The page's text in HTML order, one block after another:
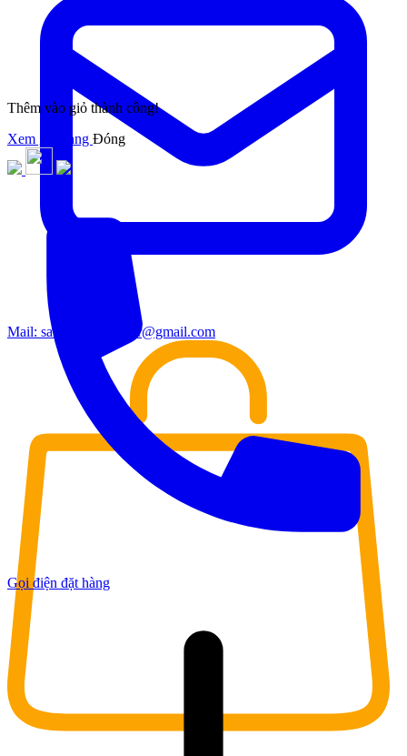
Mail: sales.moderndoor@gmail.com
Thêm vào giỏ thành công!
Xem giỏ hàng Đóng
Gọi điện đặt hàng